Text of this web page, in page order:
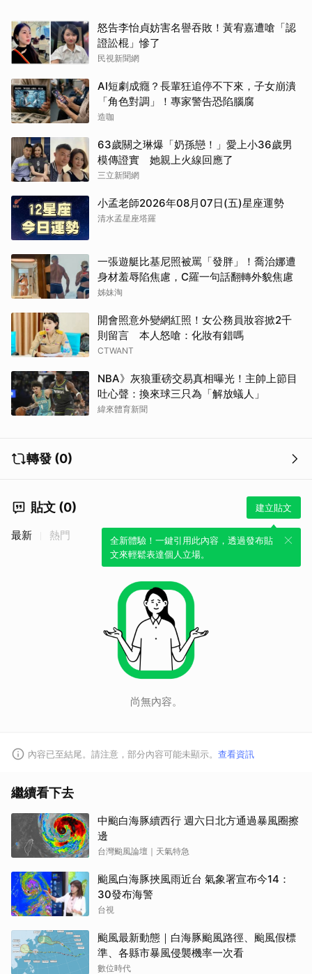
怒告李怡貞妨害名譽吞敗！黃宥嘉遭嗆「認
證訟棍」慘了
民視新聞網
AI短劇成癮？長輩狂追停不下來，子女崩潰
「角色對調」！專家警告恐陷腦腐
造咖
63歲關之琳爆「奶孫戀！」愛上小36歲男
模傳證實 她親上火線回應了
三立新聞網
小孟老師2026年08月07日(五)星座運勢
清水孟星座塔羅
一張遊艇比基尼照被罵「發胖」！喬治娜遭
身材羞辱陷焦慮，C羅一句話翻轉外貌焦慮
姊妹淘
開會照意外變網紅照！女公務員妝容掀2千
則留言 本人怒嗆：化妝有錯嗎
CTWANT
NBA》灰狼重磅交易真相曝光！主帥上節目
吐心聲：換來球三只為「解放蟻人」
緯來體育新聞
轉發 (0)
貼文 (0) 建立貼文
全新體驗！一鍵引用此內容，透過發布貼
文來輕鬆表達個人立場。
最新 熱門
尚無內容。
內容已至結尾。請注意，部分內容可能未顯示。 查看資訊
繼續看下去
中颱白海豚續西行 週六日北方通過暴風圈擦
邊
台灣颱風論壇｜天氣特急
颱風白海豚挾風雨近台 氣象署宣布今14：
30發布海警
台視
颱風最新動態｜白海豚颱風路徑、颱風假標
準、各縣市暴風侵襲機率一次看
數位時代
取消